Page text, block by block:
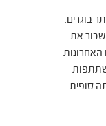
בוגרים.
את
האחרונות
סופית